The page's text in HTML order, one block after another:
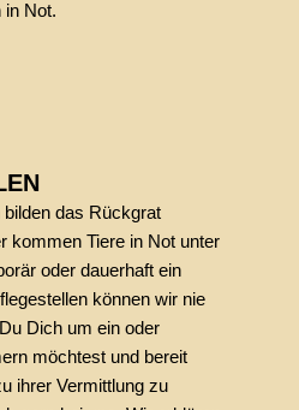
in Not.
das Rückgrat
kommen Tiere in Not unter
oder dauerhaft ein
können wir nie
Dich um ein oder
möchtest und bereit
ihrer Vermittlung zu